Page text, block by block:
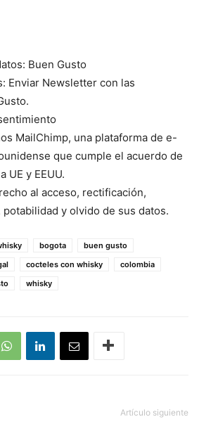
Buen Gusto
Enviar Newsletter con las
MailChimp, una plataforma de e-
que cumple el acuerdo de
UE y EEUU.
al acceso, rectificación,
y olvido de sus datos.
bogota
buen gusto
cocteles con whisky
colombia
whisky
Artículo siguiente